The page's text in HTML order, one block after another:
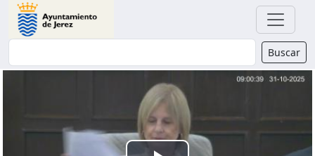
Buscador Buscar